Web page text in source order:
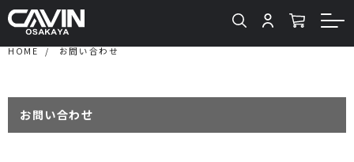
HOME お問い合わせ
お問い合わせ